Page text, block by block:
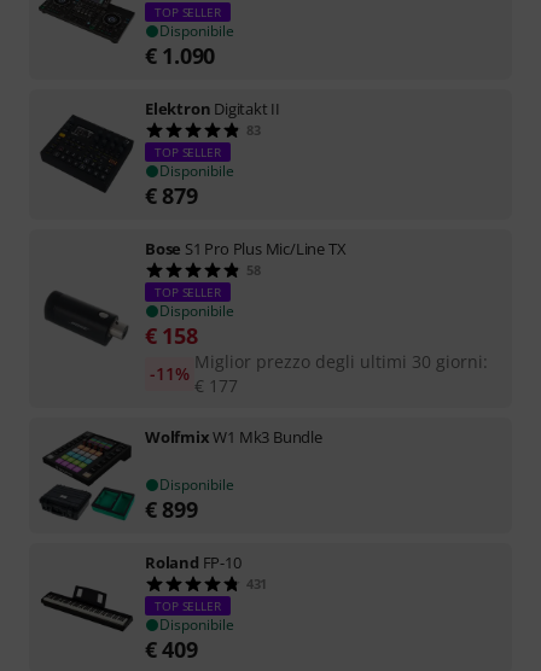
TOP SELLER
Disponibile
€ 1.090
Elektron Digitakt II
83
TOP SELLER
Disponibile
€ 879
Bose S1 Pro Plus Mic/Line TX
58
TOP SELLER
Disponibile
€ 158
Miglior prezzo degli ultimi 30 giorni:
€ 177
-11%
WolfmixW1 Mk3 Bundle
Disponibile
€ 899
Roland FP-10
431
TOP SELLER
Disponibile
€409